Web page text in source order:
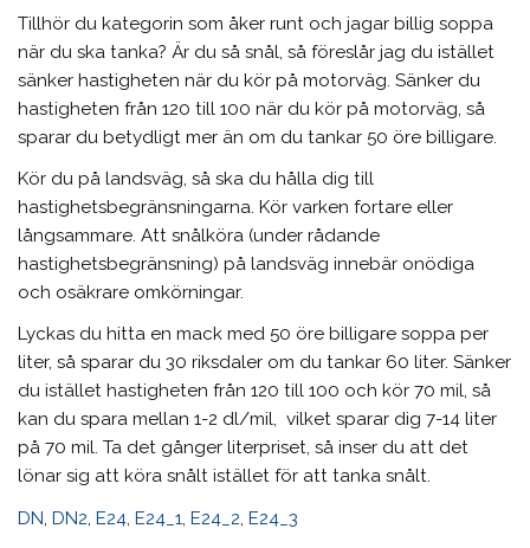
Tillhör du kategorin som åker runt och jagar billig soppa
när du ska tanka? Är du så snål, så föreslår jag du istället
sänker hastigheten när du kör på motorväg. Sänker du
hastigheten från 120 till 100 när du kör på motorväg, så
sparar du betydligt mer än om du tankar 50 öre billigare.
Kör du på landsväg, så ska du hålla dig till
hastighetsbegränsningarna. Kör varken fortare eller
långsammare. Att snålköra (under rådande
hastighetsbegränsning) på landsväg innebär onödiga
och osäkrare omkörningar.
Lyckas du hitta en mack med 50 öre billigare soppa per
liter, så sparar du 30 riksdaler om du tankar 60 liter. Sänker
du istället hastigheten från 120 till 100 och kör 70 mil, så
kan du spara mellan 1-2 dl/mil, vilket sparar dig 7-14 liter
på 70 mil. Ta det gånger literpriset, så inser du att det
lönar sig att köra snålt istället för att tanka snålt.
DN,DN2,E24,E24_1,E24_2,E24_3